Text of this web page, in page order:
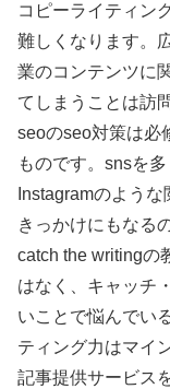
コピーライティン
難しくなります。
業のコンテンツに
てしまうことは訪
seoのseo対策は必
ものです。snsを
Instagramのよう
きっかけにもなる
catch the writingの
はなく、キャッチ
いことで悩んでい
ティング力はマイ
記事提供サービス